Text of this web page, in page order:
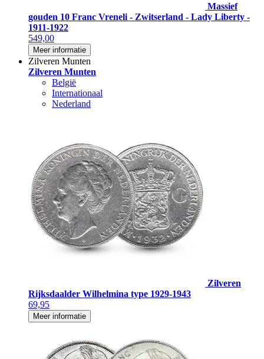
Massief
gouden 10 Franc Vreneli - Zwitserland - Lady Liberty -
1911-1922
549,00
Meer informatie
Zilveren Munten
Zilveren Munten
België
Internationaal
Nederland
Zilveren
Rijksdaalder Wilhelmina type 1929-1943
69,95
Meer informatie